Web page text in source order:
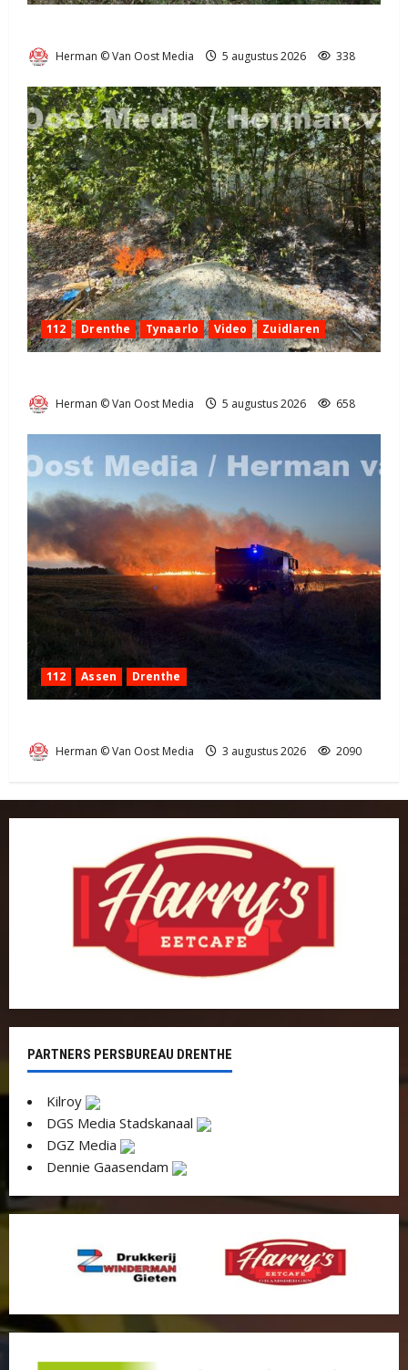
Herman © Van Oost Media 5 augustus 2026 338
112 Drenthe Tynaarlo Video Zuidlaren
Herman © Van Oost Media 5 augustus 2026 658
112 Assen Drenthe
Herman © Van Oost Media 3 augustus 2026 2090
PARTNERS PERSBUREAU DRENTHE
Kilroy
DGS Media Stadskanaal
DGZ Media
Dennie Gaasendam